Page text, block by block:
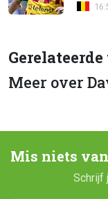
Gerelateerde
Meer over
Mis niets
Schrijf